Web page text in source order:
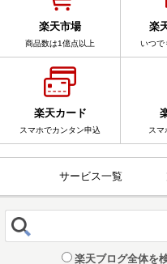
楽天市場
商品数は1億点以上
楽
いつで
楽天カード
スマホでカンタン申込 スマ
サービス一覧
楽天ブログ全体を